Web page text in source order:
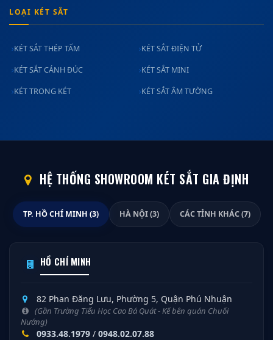
LOẠI KÉT SẮT
KÉT SẮT THÉP TẤM KÉT SẮT ĐIỆN TỬ
KÉT SẮT CÁNH ĐÚC KÉT SẮT MINI
KÉT TRONG KÉT KÉT SẮT ÂM TƯỜNG
HỆ THỐNG SHOWROOM KÉT SẮT GIA ĐỊNH
TP. HỒ CHÍ MINH (3) HÀ NỘI (3) CÁC TỈNH KHÁC (7)
HỒ CHÍ MINH
82 Phan Đăng Lưu, Phường 5, Quận Phú Nhuận
(Gần Trường Tiểu Học Cao Bá Quát - Kế bên quán Chuối
Nướng)
0933.48.1979 / 0948.02.07.88